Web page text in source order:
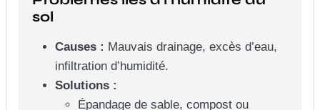
sol
Causes : Mauvais drainage, excès d’eau,
infiltration d’humidité.
Solutions :
Épandage de sable, compost ou